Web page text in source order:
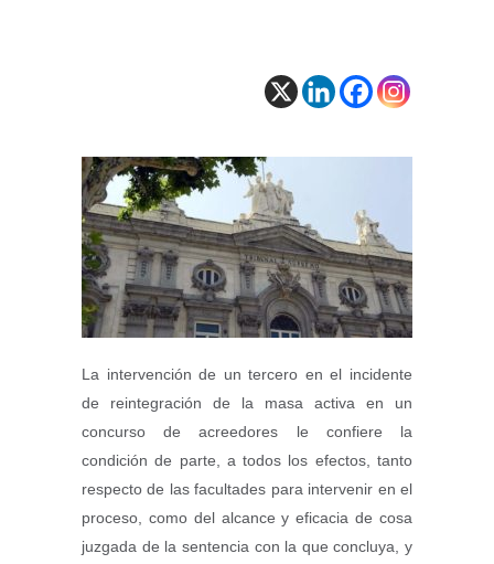
La intervención de un tercero en el incidente
de reintegración de la masa activa en un
concurso de acreedores le confiere la
condición de parte, a todos los efectos, tanto
respecto de las facultades para intervenir en el
proceso, como del alcance y eficacia de cosa
juzgada de la sentencia con la que concluya, y